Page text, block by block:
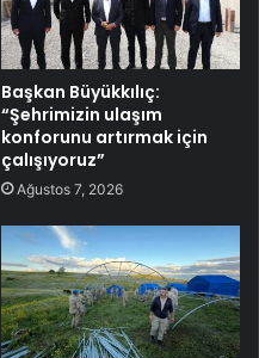
Başkan Büyükkılıç:
“Şehrimizin ulaşım
konforunu artırmak için
çalışıyoruz”
Ağustos 7, 2026